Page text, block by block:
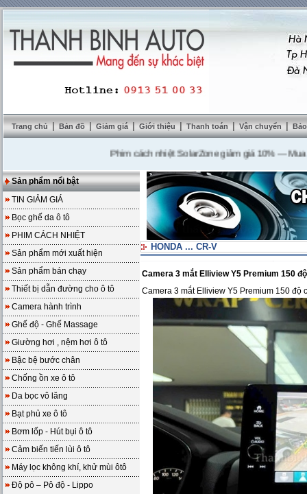
Trang chủ | Bản đồ | Giảm giá | Giới thiệu | Thanh toán | Vận chuyển |
Phim cách nhiệt SolarZone giảm giá 10%---Mua DVD
Sản phẩm nổi bật
TIN GIẢM GIÁ
Bọc ghế da ô tô
PHIM CÁCH NHIỆT
Sản phẩm mới xuất hiện
Sản phẩm bán chạy
Thiết bị dẫn đường cho ô tô
Camera hành trình
Ghế độ - Ghế Massage
Giường hơi , nệm hơi ô tô
Bậc bệ bước chân
Chống ồn xe ô tô
Da bọc vô lăng
Bạt phủ xe ô tô
Bơm lốp - Hút bụi ô tô
Cảm biến tiến lùi ô tô
Máy lọc không khí, khử mùi ôtô
Độ pô – Pô độ - Lippo
HONDA ... CR-V
Camera 3 mắt Elliview Y5 Premium 150
Camera 3 mắt Elliview Y5 Premium 150 độ